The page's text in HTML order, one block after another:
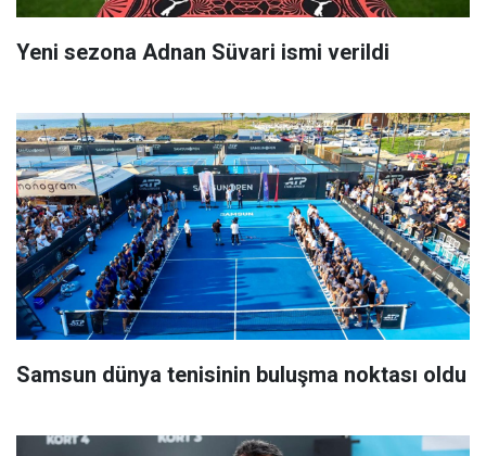
Yeni sezona Adnan Süvari ismi verildi
Samsun dünya tenisinin buluşma noktası oldu